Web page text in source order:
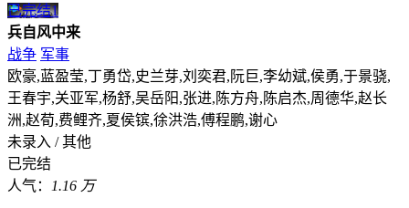
已完结1
兵自风中来
战争 军事
欧豪,蓝盈莹,丁勇岱,史兰芽,刘奕君,阮巨,李幼斌,侯勇,于景骁,
王春宇,关亚军,杨舒,吴岳阳,张进,陈方舟,陈启杰,周德华,赵长
洲,赵荀,费鲤齐,夏侯镔,徐洪浩,傅程鹏,谢心
未录入 / 其他
已完结
人气：
1.16 万